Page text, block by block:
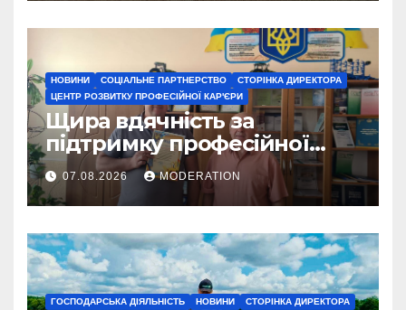
НОВИНИ СОЦІАЛЬНЕ ПАРТНЕРСТВО
СТОРІНКА ДИРЕКТОРА
ЦЕНТР РОЗВИТКУ ПРОФЕСІЙНОЇ КАР'ЄРИ
Щира вдячність за
підтримку професійної
освіти
07.08.2026 MODERATION
ГОСПОДАРСЬКА ДІЯЛЬНІСТЬ НОВИНИ СТОРІНКА ДИРЕКТОРА